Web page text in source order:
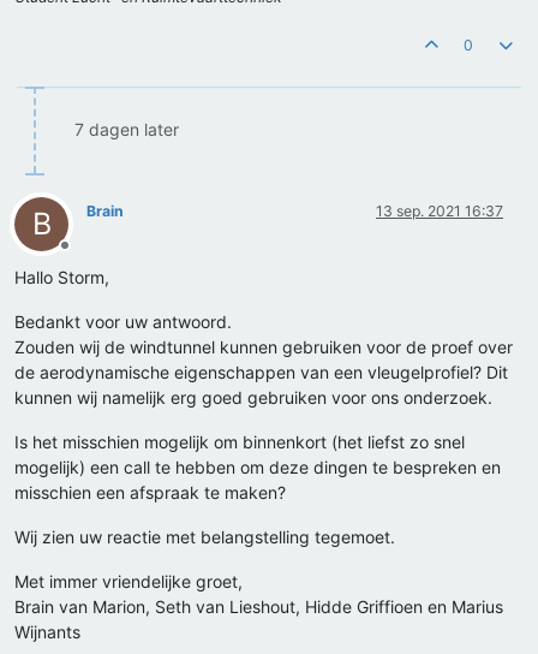
0
7 dagen later
B
Offline
Brain 13 sep. 2021 16:37
Hallo Storm,
Bedankt voor uw antwoord.
Zouden wij de windtunnel kunnen gebruiken voor de proef over
de aerodynamische eigenschappen van een vleugelprofiel? Dit
kunnen wij namelijk erg goed gebruiken voor ons onderzoek.
Is het misschien mogelijk om binnenkort (het liefst zo snel
mogelijk) een call te hebben om deze dingen te bespreken en
misschien een afspraak te maken?
Wij zien uw reactie met belangstelling tegemoet.
Met immer vriendelijke groet,
Brain van Marion, Seth van Lieshout, Hidde Griffioen en Marius
Wijnants